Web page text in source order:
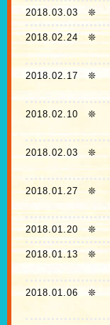
2018.03.03❊
2018.02.24❊
2018.02.17 ❊
2018.02.10 ❊
2018.02.03 ❊
2018.01.27 ❊
2018.01.20 ❊
2018.01.13❊
2018.01.06 ❊